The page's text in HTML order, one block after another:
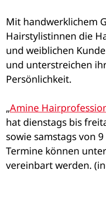
Mit handwerklichem
Hairstylistinnen die
und weiblichen
und unterstreichen
Persönlichkeit.
„Amine
hat dienstags bis
sowie samstags von
Termine können
vereinbart werden.